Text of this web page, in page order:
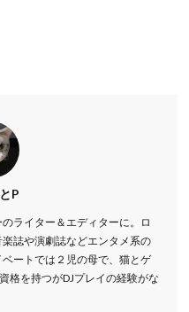
P
ライター＆エディターに。ロ
誌や演劇誌などエンタメ系の
ートでは２児の母で、猫とゲ
格を持つがDJプレイの経験がな